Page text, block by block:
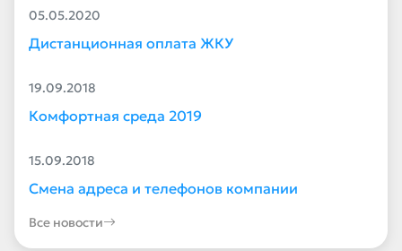
05.05.2020
Дистанционная оплата ЖКУ
19.09.2018
Комфортная среда 2019
15.09.2018
Смена адреса и телефонов компании
Все новости